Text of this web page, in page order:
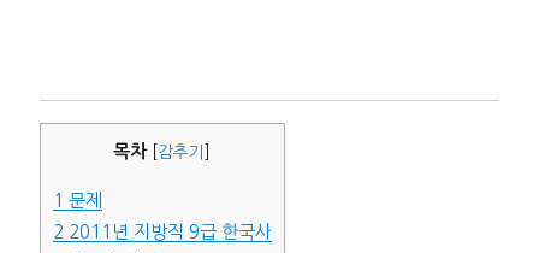
목차 감추기
1 문제
2 2011년 지방직 9급 한국사